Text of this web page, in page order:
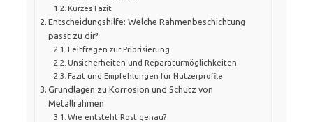
Kurzes Fazit
Entscheidungshilfe: Welche Rahmenbeschichtung
passt zu dir?
Leitfragen zur Priorisierung
Unsicherheiten und Reparaturmöglichkeiten
Fazit und Empfehlungen für Nutzerprofile
Grundlagen zu Korrosion und Schutz von
Metallrahmen
Wie entsteht Rost genau?